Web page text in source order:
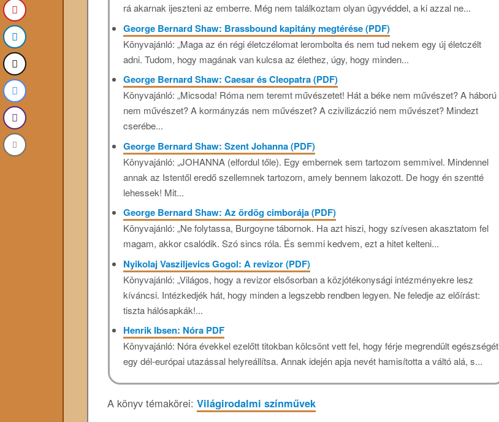
rá akarnak ijeszteni az emberre. Még nem találkoztam olyan ügyvéddel, a ki azzal ne...
George Bernard Shaw: Brassbound kapitány megtérése (PDF)
Könyvajánló: „Maga az én régi életczélomat lerombolta és nem tud nekem egy új életczélt
adni. Tudom, hogy magának van kulcsa az élethez, úgy, hogy minden...
George Bernard Shaw: Caesar és Cleopatra (PDF)
Könyvajánló: „Micsoda! Róma nem teremt művészetet! Hát a béke nem művészet? A háború
nem művészet? A kormányzás nem művészet? A czivilizáczió nem művészet? Mindezt
cserébe...
George Bernard Shaw: Szent Johanna (PDF)
Könyvajánló: „JOHANNA (elfordul tőle). Egy embernek sem tartozom semmivel. Mindennel
annak az Istentől eredő szellemnek tartozom, amely bennem lakozott. De hogy én szentté
lehessek! Mit...
George Bernard Shaw: Az ördög cimborája (PDF)
Könyvajánló: „Ne folytassa, Burgoyne tábornok. Ha azt hiszi, hogy szívesen akasztatom fel
magam, akkor csalódik. Szó sincs róla. És semmi kedvem, ezt a hitet kelteni...
Nyikolaj Vasziljevics Gogol: A revizor (PDF)
Könyvajánló: „Világos, hogy a revizor elsősorban a közjótékonysági intézményekre lesz
kíváncsi. Intézkedjék hát, hogy minden a legszebb rendben legyen. Ne feledje az előírást:
tiszta hálósapkák!...
Henrik Ibsen: Nóra PDF
Könyvajánló: Nóra évekkel ezelőtt titokban kölcsönt vett fel, hogy férje megrendült egészségét
egy dél-európai utazással helyreállítsa. Annak idején apja nevét hamisította a váltó alá, s...
A könyv témakörei: Világirodalmi színművek